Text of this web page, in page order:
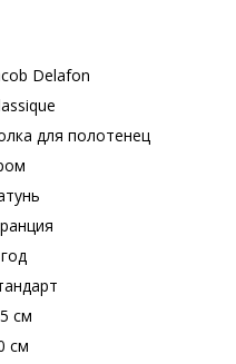
Delafon
для полотенец
см
см